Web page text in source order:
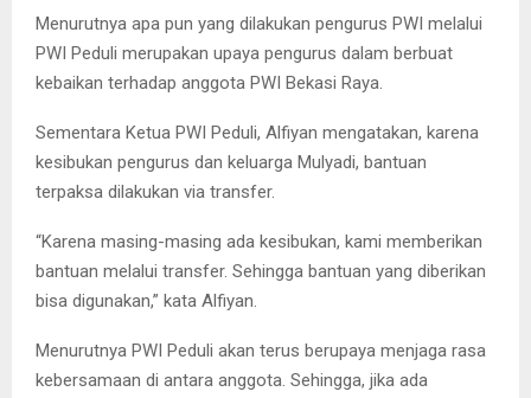
Menurutnya apa pun yang dilakukan pengurus PWI melalui
PWI Peduli merupakan upaya pengurus dalam berbuat
kebaikan terhadap anggota PWI Bekasi Raya.
Sementara Ketua PWI Peduli, Alfiyan mengatakan, karena
kesibukan pengurus dan keluarga Mulyadi, bantuan
terpaksa dilakukan via transfer.
“Karena masing-masing ada kesibukan, kami memberikan
bantuan melalui transfer. Sehingga bantuan yang diberikan
bisa digunakan,” kata Alfiyan.
Menurutnya PWI Peduli akan terus berupaya menjaga rasa
kebersamaan di antara anggota. Sehingga, jika ada